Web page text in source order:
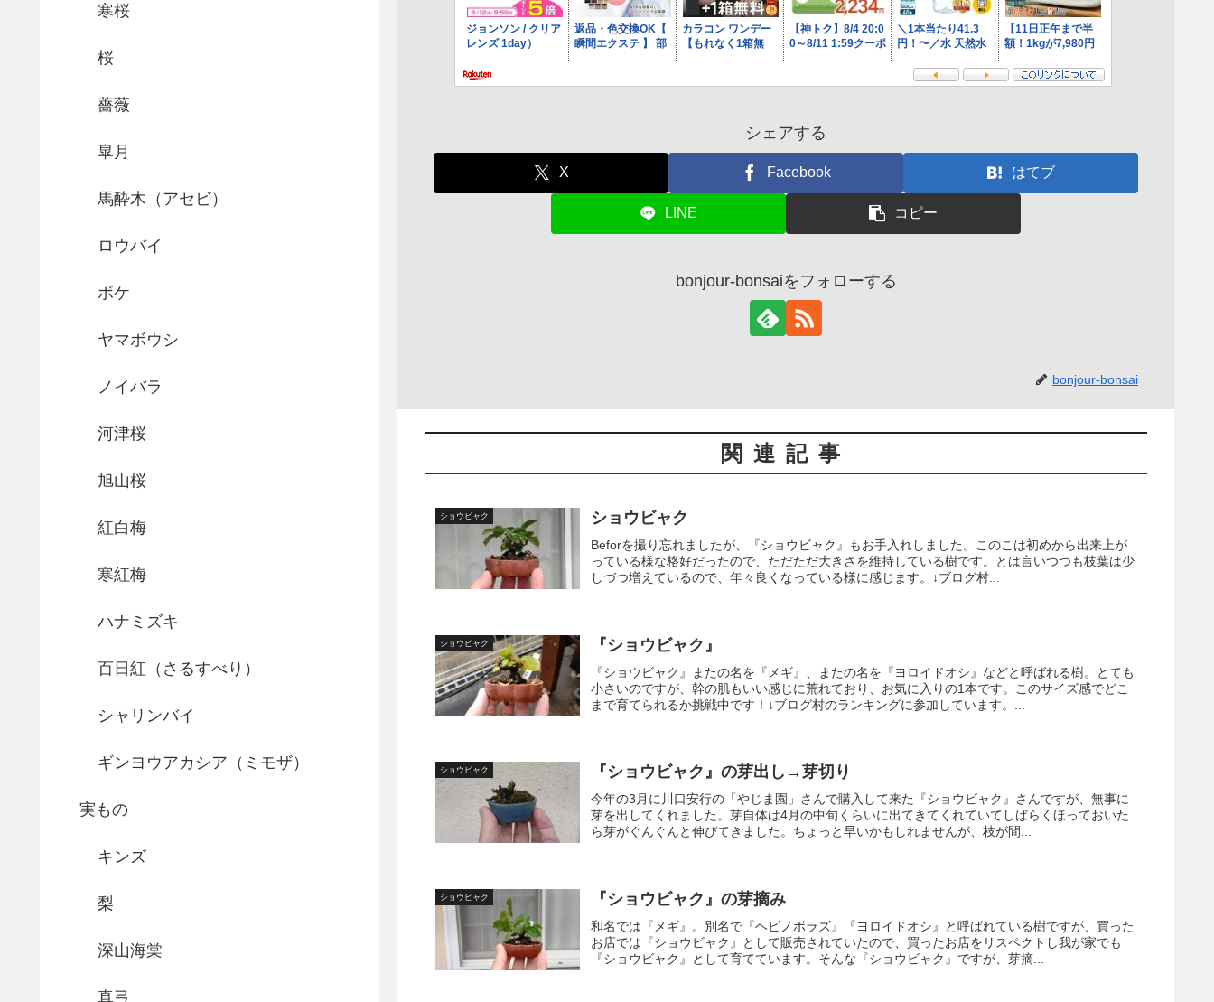
シェアする
X Facebook はてブ
LINE コピー
bonjour-bonsaiをフォローする
bonjour-bonsai
関連記事
ショウビャク ショウビャク
Beforを撮り忘れましたが、『ショウビャク』もお手入れしました。このこは初めから出来上が
っている様な格好だったので、ただただ大きさを維持している樹です。とは言いつつも枝葉は少
しづつ増えているので、年々良くなっている様に感じます。↓ブログ村...
ショウビャク 『ショウビャク』
『ショウビャク』またの名を『メギ』、またの名を『ヨロイドオシ』などと呼ばれる樹。とても
小さいのですが、幹の肌もいい感じに荒れており、お気に入りの1本です。このサイズ感でどこ
まで育てられるか挑戦中です！↓ブログ村のランキングに参加しています。...
ショウビャク 『ショウビャク』の芽出し→芽切り
今年の3月に川口安行の「やじま園」さんで購入して来た『ショウビャク』さんですが、無事に
芽を出してくれました。芽自体は4月の中旬くらいに出てきてくれていてしばらくほっておいた
ら芽がぐんぐんと伸びてきました。ちょっと早いかもしれませんが、枝が間...
ショウビャク 『ショウビャク』の芽摘み
和名では『メギ』。別名で『ヘビノボラズ』『ヨロイドオシ』と呼ばれている樹ですが、買った
お店では『ショウビャク』として販売されていたので、買ったお店をリスペクトし我が家でも
『ショウビャク』として育てています。そんな『ショウビャク』ですが、芽摘...
寒桜
桜
薔薇
皐月
馬酔木（アセビ）
ロウバイ
ボケ
ヤマボウシ
ノイバラ
河津桜
旭山桜
紅白梅
寒紅梅
ハナミズキ
百日紅（さるすべり）
シャリンバイ
ギンヨウアカシア（ミモザ）
実もの
キンズ
梨
深山海棠
真弓